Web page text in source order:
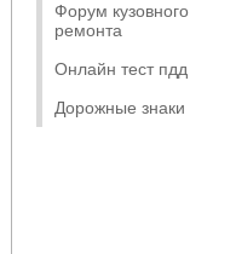
Форум кузовного
ремонта
Онлайн тест пдд
Дорожные знаки